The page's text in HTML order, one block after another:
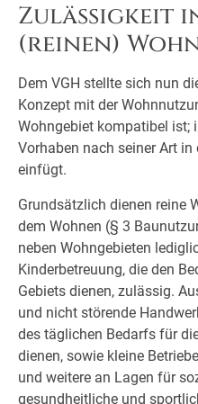
Zulässigkeit
(reinen)
Dem VGH stellte sich nun
Konzept mit der
Wohngebiet kompatibel ist;
Vorhaben nach seiner Art
einfügt.
Grundsätzlich dienen reine
dem Wohnen (§ 3
neben Wohngebieten
Kinderbetreuung, die den
Gebiets dienen, zulässig.
und nicht störende
des täglichen Bedarfs für
dienen, sowie kleine
und weitere an Lagen für
gesundheitliche und